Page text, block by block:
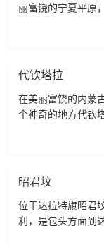
丽富饶的宁夏平原
代钦塔拉
在美丽富饶的内蒙
个神奇的地方代钦
昭君坟
位于达拉特旗昭君
利，是包头方面到